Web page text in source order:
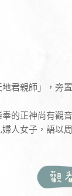
君親師」，旁
的正神尚有觀
人女子，語以